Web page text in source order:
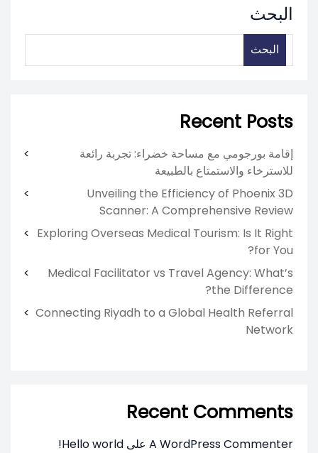
البحث
البحث
Recent Posts
إقامة بورجومي مع مساحة خضراء: تجربة رائعة
للاسترخاء والاستمتاع بالطبيعة
Unveiling the Efficiency of Phoenix 3D
Scanner: A Comprehensive Review
Exploring Overseas Medical Tourism: Is It Right
for You?
Medical Facilitator vs Travel Agency: What’s
the Difference?
Connecting Riyadh to a Global Health Referral
Network
Recent Comments
A WordPress Commenter على Hello world!